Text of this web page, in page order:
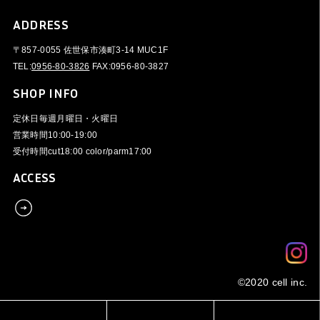
ADDRESS
〒857-0055 佐世保市湊町3-14 MUC1F
TEL:0956-80-3826 FAX:0956-80-3827
SHOP INFO
定休日 毎週月曜日・火曜日
営業時間10:00-19:00
受付時間cut18:00 color/parm17:00
ACCESS
©2020 cell inc.